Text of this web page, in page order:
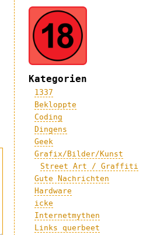
Kategorien
1337
Bekloppte
Coding
Dingens
Geek
Grafix/Bilder/Kunst
Street Art / Graffiti
Gute Nachrichten
Hardware
icke
Internetmythen
Links querbeet